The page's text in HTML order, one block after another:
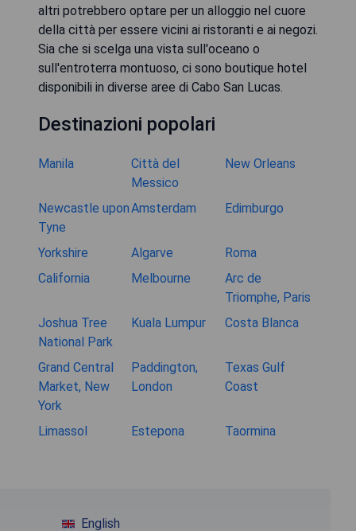
altri potrebbero optare per un alloggio nel cuore
della città per essere vicini ai ristoranti e ai negozi.
Sia che si scelga una vista sull'oceano o
sull'entroterra montuoso, ci sono boutique hotel
disponibili in diverse aree di Cabo San Lucas.
Destinazioni popolari
Manila
Città del
Messico
New Orleans
Newcastle upon
Tyne
Amsterdam Edimburgo
Yorkshire Algarve
Roma
California
Melbourne
Arc de
Triomphe, Paris
Joshua Tree
National Park
Kuala Lumpur Costa Blanca
Grand Central
Market, New
York
Paddington,
London
Texas Gulf
Coast
Limassol Estepona Taormina
English